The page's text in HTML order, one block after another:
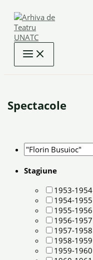
content
Spectacole
Stagiune
1953-1954
1954-1955
1955-1956
1956-1957
1957-1958
1958-1959
1959-1960